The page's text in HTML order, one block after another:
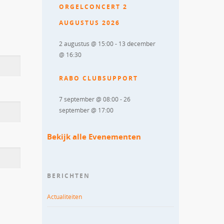
ORGELCONCERT 2
AUGUSTUS 2026
2 augustus @ 15:00- 13 december
@ 16:30
RABO CLUBSUPPORT
7 september @ 08:00-26
september @ 17:00
Bekijk alle Evenementen
BERICHTEN
Actualiteiten